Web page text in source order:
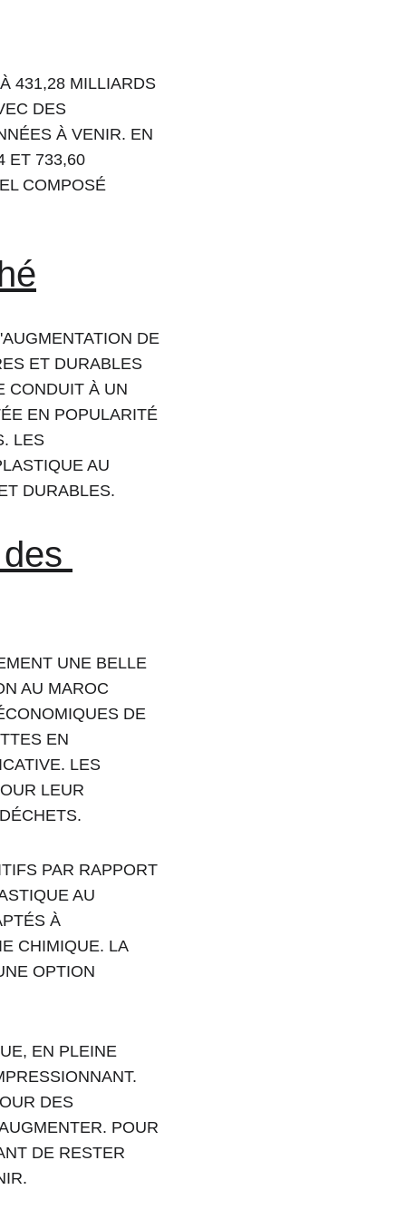
431,28 MILLIARDS
DES
À VENIR. EN
ET 733,60
COMPOSÉ
DE
ET DURABLES
CONDUIT À UN
EN POPULARITÉ
LES
AU
DURABLES.
UNE BELLE
AU MAROC
DE
EN
LES
LEUR
PAR RAPPORT
AU
À
CHIMIQUE. LA
OPTION
EN PLEINE
DES
POUR
DE RESTER